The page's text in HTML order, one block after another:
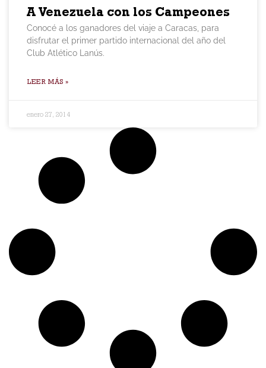
A Venezuela con los Campeones
Conocé a los ganadores del viaje a Caracas, para
disfrutar el primer partido internacional del año del
Club Atlético Lanús.
LEER MÁS »
enero 27, 2014